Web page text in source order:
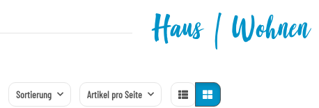
Haus | Wohnen
Sortierung Artikel pro Seite